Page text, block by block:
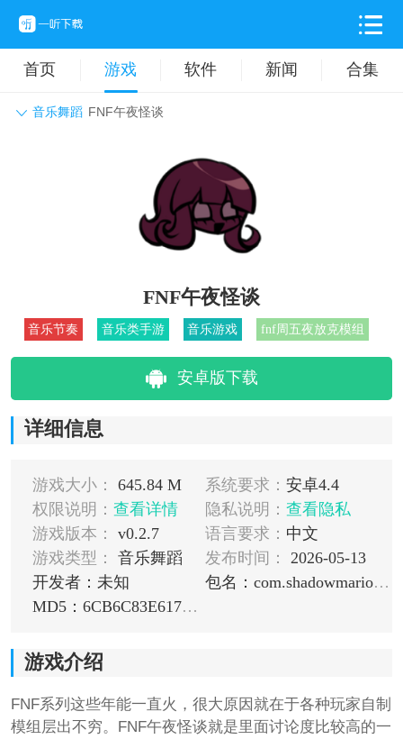
首页 游戏 软件 新闻 合集
音乐舞蹈 FNF午夜怪谈
卡牌对战 音乐舞蹈
挂机养成
FNF午夜怪谈
音乐节奏 音乐类手游 音乐游戏 fnf周五夜放克模组
安卓版下载
详细信息
游戏大小： 645.84 M 系统要求： 安卓4.4
权限说明： 查看详情 隐私说明： 查看隐私
游戏版本：
v0.2.7 语言要求： 中文
游戏类型：
音乐舞蹈 发布时间：
2026-05-13
开发者：未知
包名：com.shadowmario.psychengine
MD5：6CB6C83E6174E18CA2122A16B181620B
游戏介绍
FNF系列这些年能一直火，很大原因就在于各种玩家自制
模组层出不穷。FNF午夜怪谈就是里面讨论度比较高的一